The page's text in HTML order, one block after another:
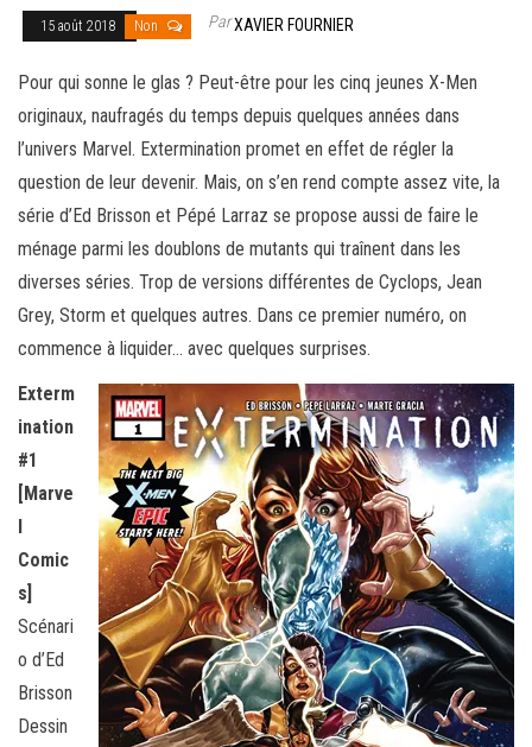
15 août 2018 Non ParXAVIER FOURNIER
Pour qui sonne le glas ? Peut-être pour les cinq jeunes X-Men
originaux, naufragés du temps depuis quelques années dans
l’univers Marvel. Extermination promet en effet de régler la
question de leur devenir. Mais, on s’en rend compte assez vite, la
série d’Ed Brisson et Pépé Larraz se propose aussi de faire le
ménage parmi les doublons de mutants qui traînent dans les
diverses séries. Trop de versions différentes de Cyclops, Jean
Grey, Storm et quelques autres. Dans ce premier numéro, on
commence à liquider… avec quelques surprises.
Exterm
ination
#1
[Marve
l
Comic
s]
Scénari
o d’Ed
Brisson
Dessin